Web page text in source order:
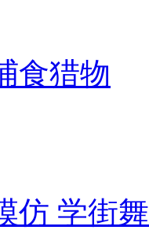
食猎物
仿 学街